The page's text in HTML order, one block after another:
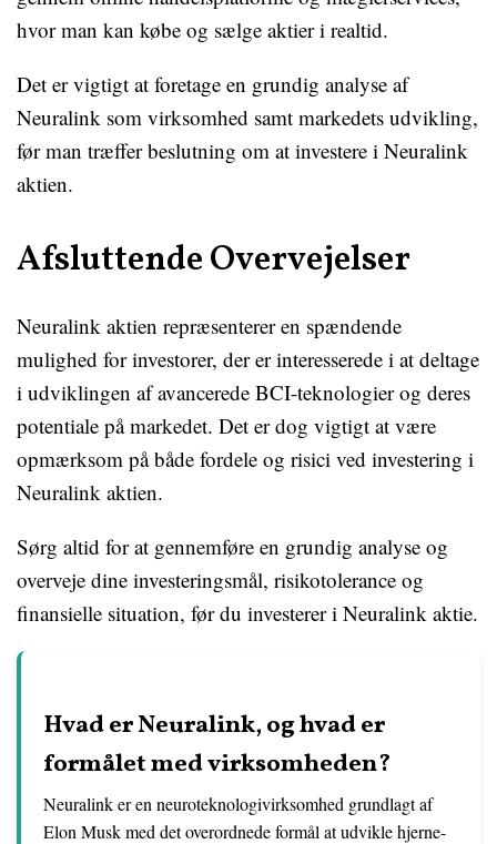
hvor man kan købe og sælge aktier i realtid.
Det er vigtigt at foretage en grundig analyse af
Neuralink som virksomhed samt markedets udvikling,
før man træffer beslutning om at investere i Neuralink
aktien.
Afsluttende Overvejelser
Neuralink aktien repræsenterer en spændende
mulighed for investorer, der er interesserede i at deltage
i udviklingen af avancerede BCI-teknologier og deres
potentiale på markedet. Det er dog vigtigt at være
opmærksom på både fordele og risici ved investering i
Neuralink aktien.
Sørg altid for at gennemføre en grundig analyse og
overveje dine investeringsmål, risikotolerance og
finansielle situation, før du investerer i Neuralink aktie.
Hvad er Neuralink, og hvad er
formålet med virksomheden?
Neuralink er en neuroteknologivirksomhed grundlagt af
Elon Musk med det overordnede formål at udvikle hjerne-